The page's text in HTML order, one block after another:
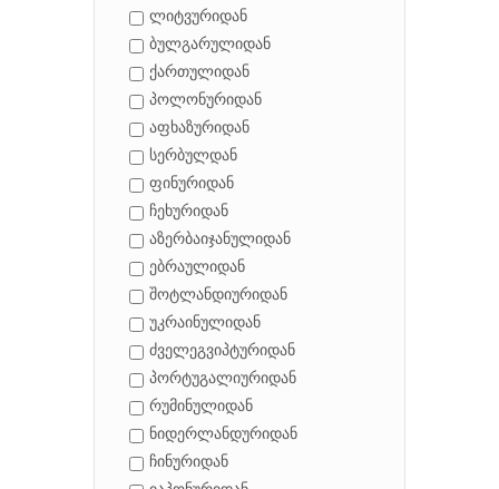
ლიტვურიდან
ბულგარულიდან
ქართულიდან
პოლონურიდან
აფხაზურიდან
სერბულდან
ფინურიდან
ჩეხურიდან
აზერბაიჯანულიდან
ებრაულიდან
შოტლანდიურიდან
უკრაინულიდან
ძველეგვიპტურიდან
პორტუგალიურიდან
რუმინულიდან
ნიდერლანდურიდან
ჩინურიდან